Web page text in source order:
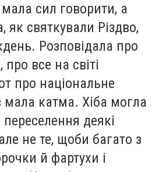
сил говорити, а
як святкували Різдво,
Розповідала про
про все на світі
про національне
мала катма. Хіба могла
деякі
не те, щоби багато з
й фартухи і